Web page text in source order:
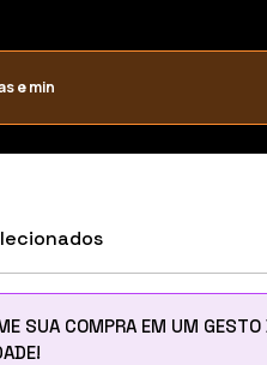
e min
s
SUA COMPRA EM UM GESTO